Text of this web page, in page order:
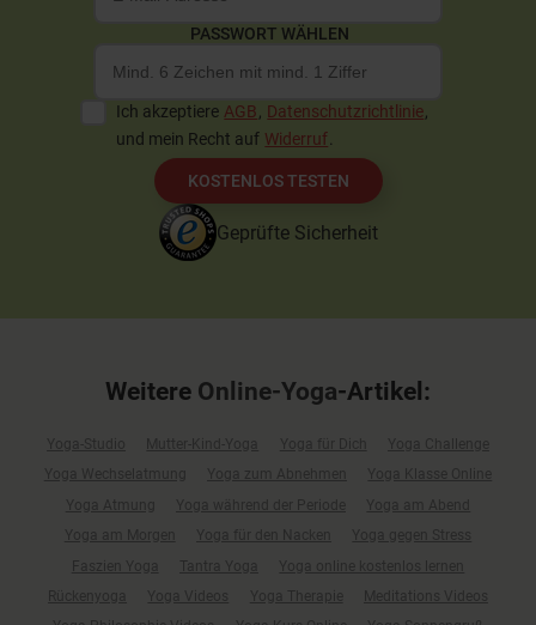
PASSWORT WÄHLEN
Ich akzeptiere AGB, Datenschutzrichtlinie,
und mein Recht auf Widerruf.
KOSTENLOS TESTEN
Geprüfte Sicherheit
Weitere Online-Yoga-Artikel:
Yoga-Studio Mutter-Kind-Yoga Yoga für Dich
Yoga Challenge
Yoga Wechselatmung
Yoga zum Abnehmen
Yoga Klasse Online
Yoga Atmung
Yoga während der Periode
Yoga am Abend
Yoga am Morgen
Yoga für den Nacken
Yoga gegen Stress
Faszien Yoga
Tantra Yoga
Yoga online kostenlos lernen
Rückenyoga
Yoga Videos Yoga Therapie
Meditations Videos